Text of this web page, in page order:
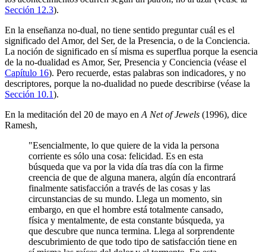
Sección 12.3).
En la enseñanza no-dual, no tiene sentido preguntar cuál es el
significado del Amor, del Ser, de la Presencia, o de la Conciencia.
La noción de significado en sí misma es superflua porque la esencia
de la no-dualidad es Amor, Ser, Presencia y Conciencia (véase el
Capítulo 16). Pero recuerde, estas palabras son indicadores, y no
descriptores, porque la no-dualidad no puede describirse (véase la
Sección 10.1).
En la meditación del 20 de mayo en A Net of Jewels (1996), dice
Ramesh,
"Esencialmente, lo que quiere de la vida la persona
corriente es sólo una cosa: felicidad. Es en esta
búsqueda que va por la vida día tras día con la firme
creencia de que de alguna manera, algún día encontrará
finalmente satisfacción a través de las cosas y las
circunstancias de su mundo. Llega un momento, sin
embargo, en que el hombre está totalmente cansado,
física y mentalmente, de esta constante búsqueda, ya
que descubre que nunca termina. Llega al sorprendente
descubrimiento de que todo tipo de satisfacción tiene en